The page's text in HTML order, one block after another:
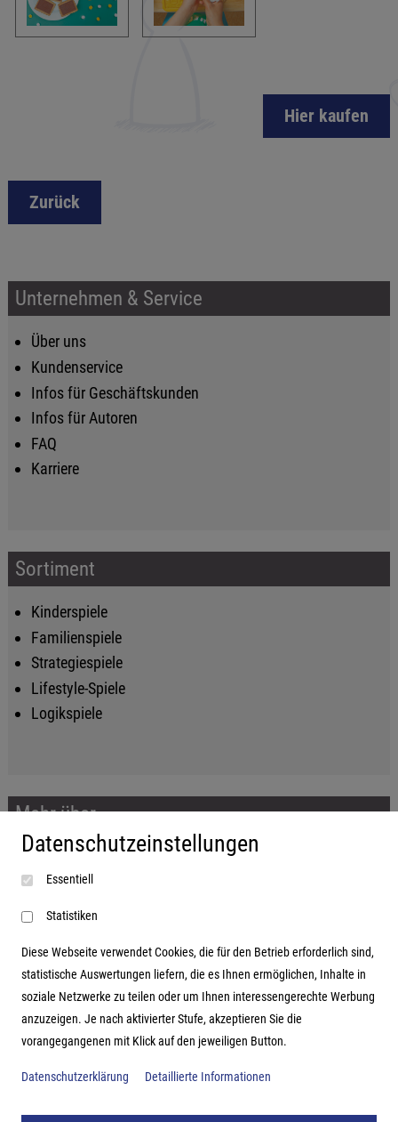
Hier kaufen
Zurück
Unternehmen & Service
Über uns
Kundenservice
Infos für Geschäftskunden
Infos für Autoren
FAQ
Karriere
Sortiment
Kinderspiele
Familienspiele
Strategiespiele
Lifestyle-Spiele
Logikspiele
Mehr über...
Impressum
AGB
Datenschutzerklärung
Adresse
Hutter Trade GmbH + Co KG
Bgm.-Landmann-Platz 1-5
Datenschutzeinstellungen
Essentiell
Statistiken
Diese Webseite verwendet Cookies, die für den Betrieb erforderlich sind,
statistische Auswertungen liefern, die es Ihnen ermöglichen, Inhalte in
soziale Netzwerke zu teilen oder um Ihnen interessengerechte Werbung
anzuzeigen. Je nach aktivierter Stufe, akzeptieren Sie die
vorangegangenen mit Klick auf den jeweiligen Button.
Datenschutzerklärung Detaillierte Informationen